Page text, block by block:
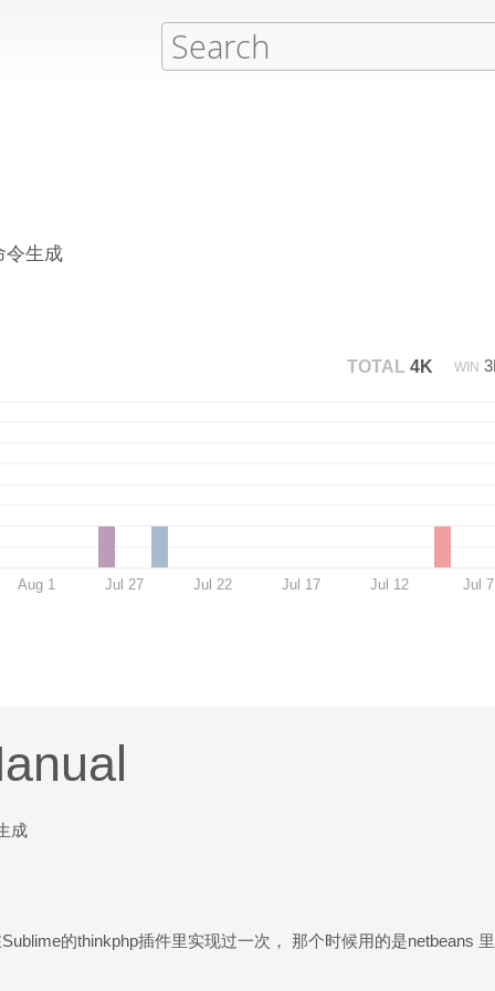
令生成
TOTAL 4K WIN
Aug 1 Jul 27 Jul 22 Jul 17 Jul 12 Jul 7
成
的thinkphp插件里实现过一次， 那个时候用的是netbeans